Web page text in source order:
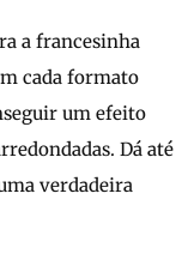
a francesinha
cada formato
um efeito
Dá até
verdadeira